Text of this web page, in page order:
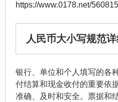
https://www.0178.net/
人民币大小写规范
银行、单位和个人填写的各
付结算和现金收付的重要依
准确、及时和安全。票据和